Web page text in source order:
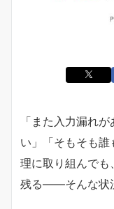
「また入力漏れ
い」「そもそも
理に取り組んで
残る——そんな状